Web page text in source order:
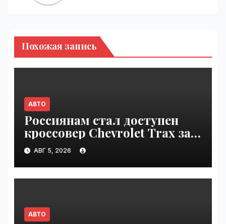
Похожая запись
АВТО
Россиянам стал доступен
кроссовер Chevrolet Trax за
1,6 млн рублей | VseTime.ru
АВГ 5, 2026
АВТО